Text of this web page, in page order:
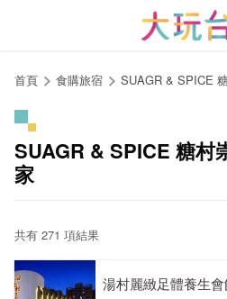
首頁 食購旅宿 SUAGR & SPICE
SUAGR & SPICE 糖村
家
共有 271 項結果
湯村麗緻足體養生